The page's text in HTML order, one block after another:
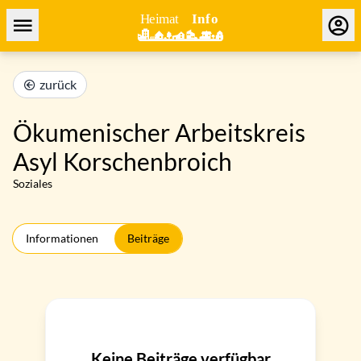
zurück
Ökumenischer Arbeitskreis
Asyl Korschenbroich
Soziales
Informationen Beiträge